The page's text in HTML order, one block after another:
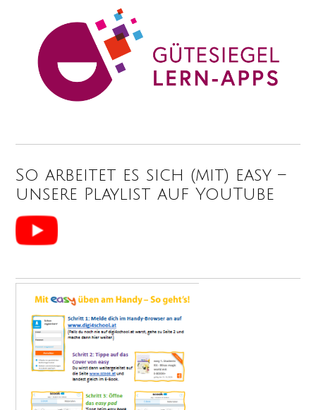
So arbeitet es sich (mit) easy –
unsere Playlist auf YouTube